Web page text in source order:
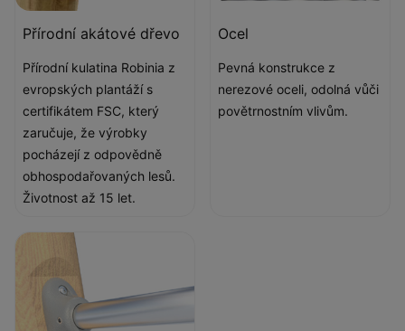
Přírodní akátové dřevo
Přírodní kulatina Robinia z
evropských plantáží s
certifikátem FSC, který
zaručuje, že výrobky
pocházejí z odpovědně
obhospodařovaných lesů.
Životnost až 15 let.
Ocel
Pevná konstrukce z
nerezové oceli, odolná vůči
povětrnostním vlivům.